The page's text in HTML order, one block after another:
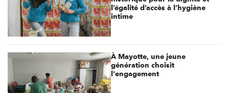
l’égalité d’accès à l’hygiène
intime
À Mayotte, une jeune
génération choisit
l'engagement